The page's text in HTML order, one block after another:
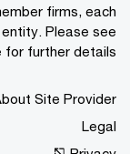
firms, each
Please see
for further details
Site Provider
Legal